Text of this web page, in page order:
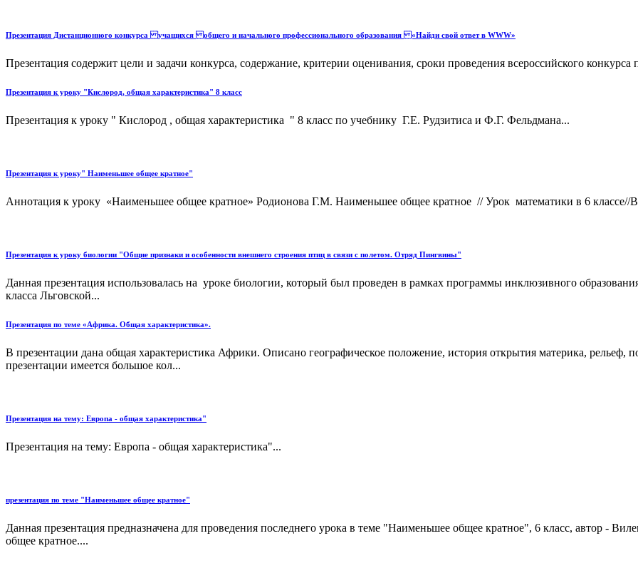
Презентация Дистанционного конкурса учащихся общего и начального профессионального образования «Найди свой ответ в WWW»
Презентация содержит цели и задачи конкурса, содержание, критерии оценивания, сроки проведения всероссийского
Презентация к уроку "Кислород, общая характеристика" 8 класс
Презентация к уроку " Кислород , общая характеристика " 8 класс по учебнику Г.Е. Рудзитиса и Ф.Г. Фельдмана...
Презентация к уроку" Наименьшее общее кратное"
Аннотация к уроку «Наименьшее общее кратное» Родионова Г.М. Наименьшее общее кратное // Урок математики в 6 классе//
Презентация к уроку биологии "Общие признаки и особенности внешнего строения птиц в связи с полетом. Отряд Пингвины"
Данная презентация использовалась на уроке биологии, который был проведен в рамках программы инклюзивного
класса Льговской...
Презентация по теме «Африка. Общая характеристика».
В презентации дана общая характеристика Африки. Описано географическое положение, история открытия материка,
презентации имеется большое кол...
Презентация на тему: Европа - общая характеристика"
Презентация на тему: Европа - общая характеристика"...
презентация по теме "Наименьшее общее кратное"
Данная презентация предназначена для проведения последнего урока в теме "Наименьшее общее кратное", 6 класс, автор -
общее кратное....